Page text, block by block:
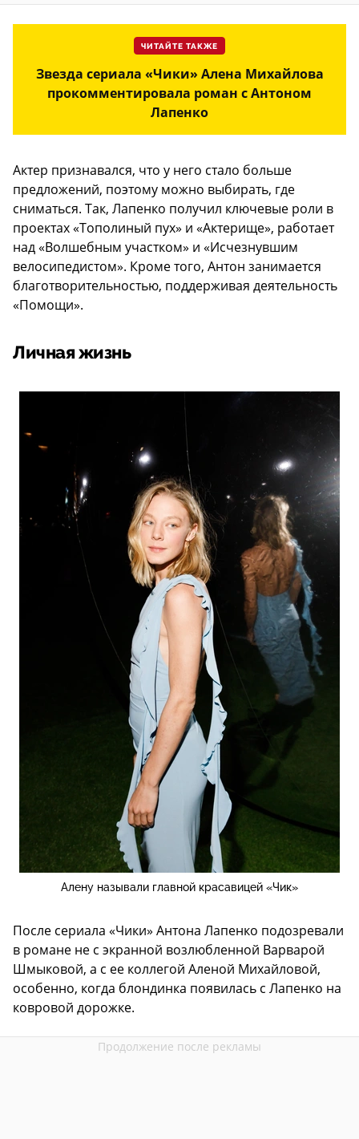
ЧИТАЙТЕ ТАКЖЕ
Звезда сериала «Чики» Алена Михайлова
прокомментировала роман с Антоном
Лапенко
Актер признавался, что у него стало больше
предложений, поэтому можно выбирать, где
сниматься. Так, Лапенко получил ключевые роли в
проектах «Тополиный пух» и «Актерище», работает
над «Волшебным участком» и «Исчезнувшим
велосипедистом». Кроме того, Антон занимается
благотворительностью, поддерживая деятельность
«Помощи».
Личная жизнь
Алену называли главной красавицей «Чик»
После сериала «Чики» Антона Лапенко подозревали
в романе не с экранной возлюбленной Варварой
Шмыковой, а с ее коллегой Аленой Михайловой,
особенно, когда блондинка появилась с Лапенко на
ковровой дорожке.